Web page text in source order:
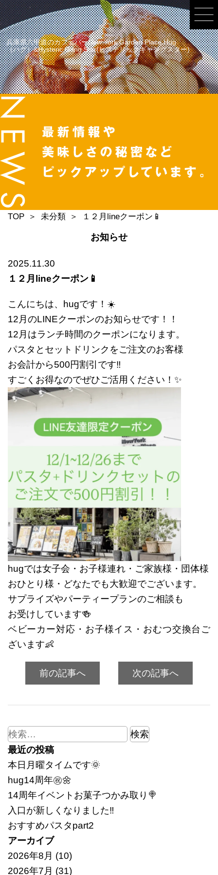
兵庫県六甲道のカフェバーNew York Garden Place Hug
（ハグ）&Hysteric Gang Star(ヒステリックギャングスター)
TOP 未分類 １２月lineクーポン📱
お知らせ
2025.11.30
１２月lineクーポン📱
こんにちは、hugです！☀️
12月のLINEクーポンのお知らせです！！
12月はランチ時間のクーポンになります。
パスタとセットドリンクをご注文のお客様
お会計から500円割引です‼️
すごくお得なのでぜひご活用ください！✨️
hugでは女子会・お子様連れ・ご家族様・団体様
おひとり様・どなたでも大歓迎でございます。
サプライズやパーティープランのご相談も
お受けしています🍻
ベビーカー対応・お子様イス・おむつ交換台ご
ざいます👶
前の記事へ 次の記事へ
検
索:
最近の投稿
本日月曜タイムです🌞
hug14周年㊗🌼
14周年イベントお菓子つかみ取り🍭
入口が新しくなりました‼
おすすめパスタpart2
アーカイブ
2026年8月 (10)
2026年7月 (31)